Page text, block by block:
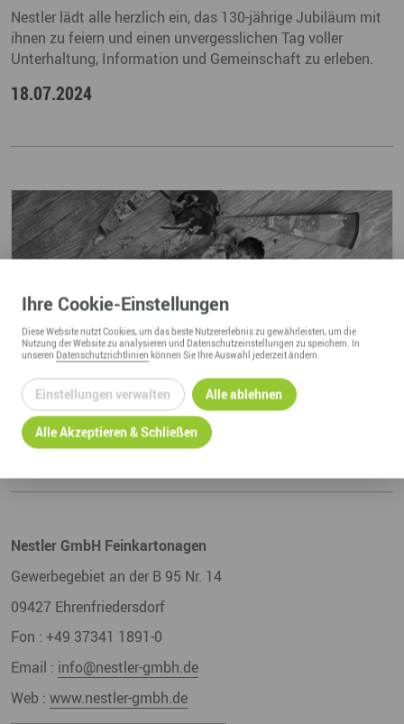
Nestler lädt alle herzlich ein, das 130-jährige Jubiläum mit
ihnen zu feiern und einen unvergesslichen Tag voller
Unterhaltung, Information und Gemeinschaft zu erleben.
18.07.2024
Nestler GmbH Feinkartonagen
Gewerbegebiet an der B 95 Nr. 14
09427 Ehrenfriedersdorf
Fon : +49 37341 1891-0
Email : info@nestler-gmbh.de
Web : www.nestler-gmbh.de
Ihre Cookie-Einstellungen
DieseWebsitenutzt Cookies, um das beste Nutzererlebnis zu gewährleisten, um die
Nutzung derWebsitezu analysieren und Datenschutzeinstellungen zu speichern. In
unseren Datenschutzrichtlinien können Sie Ihre Auswahl jederzeit ändern.
Einstellungen verwalten Alle ablehnen
Alle Akzeptieren & Schließen